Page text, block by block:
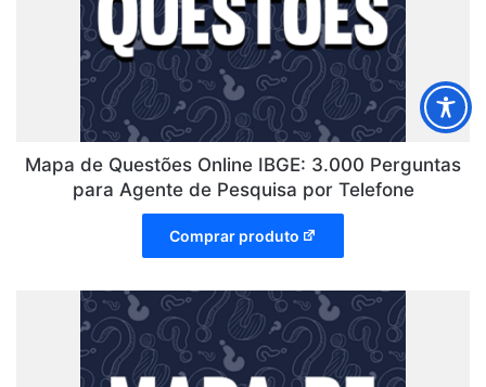
Mapa de Questões Online IBGE: 3.000 Perguntas
para Agente de Pesquisa por Telefone
Comprar produto